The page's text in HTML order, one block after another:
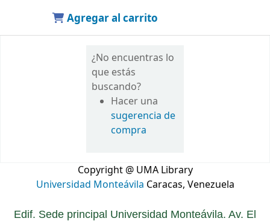
Agregar al carrito
¿No encuentras lo
que estás
buscando?
Hacer una
sugerencia de
compra
Copyright @ UMA Library
Universidad Monteávila Caracas, Venezuela
Edif. Sede principal Universidad Monteávila. Av. El